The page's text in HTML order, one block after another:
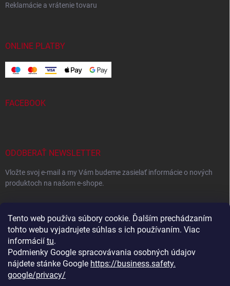
Tento web používa súbory cookie. Ďalším prechádzaním
tohto webu vyjadrujete súhlas s ich používaním. Viac
informácií tu.
Podmienky Google spracovávania osobných údajov
nájdete stánke Google https://business.safety.
google/privacy/
Reklamácie a vrátenie tovaru
ONLINE PLATBY
FACEBOOK
ODOBERAŤ NEWSLETTER
Vložte svoj e-mail a my Vám budeme zasielať informácie o nových
produktoch na našom e-shope.
Vložením e-mailu súhlasíte spodmienkami ochrany osobných
údajov
Prihlásiť sa